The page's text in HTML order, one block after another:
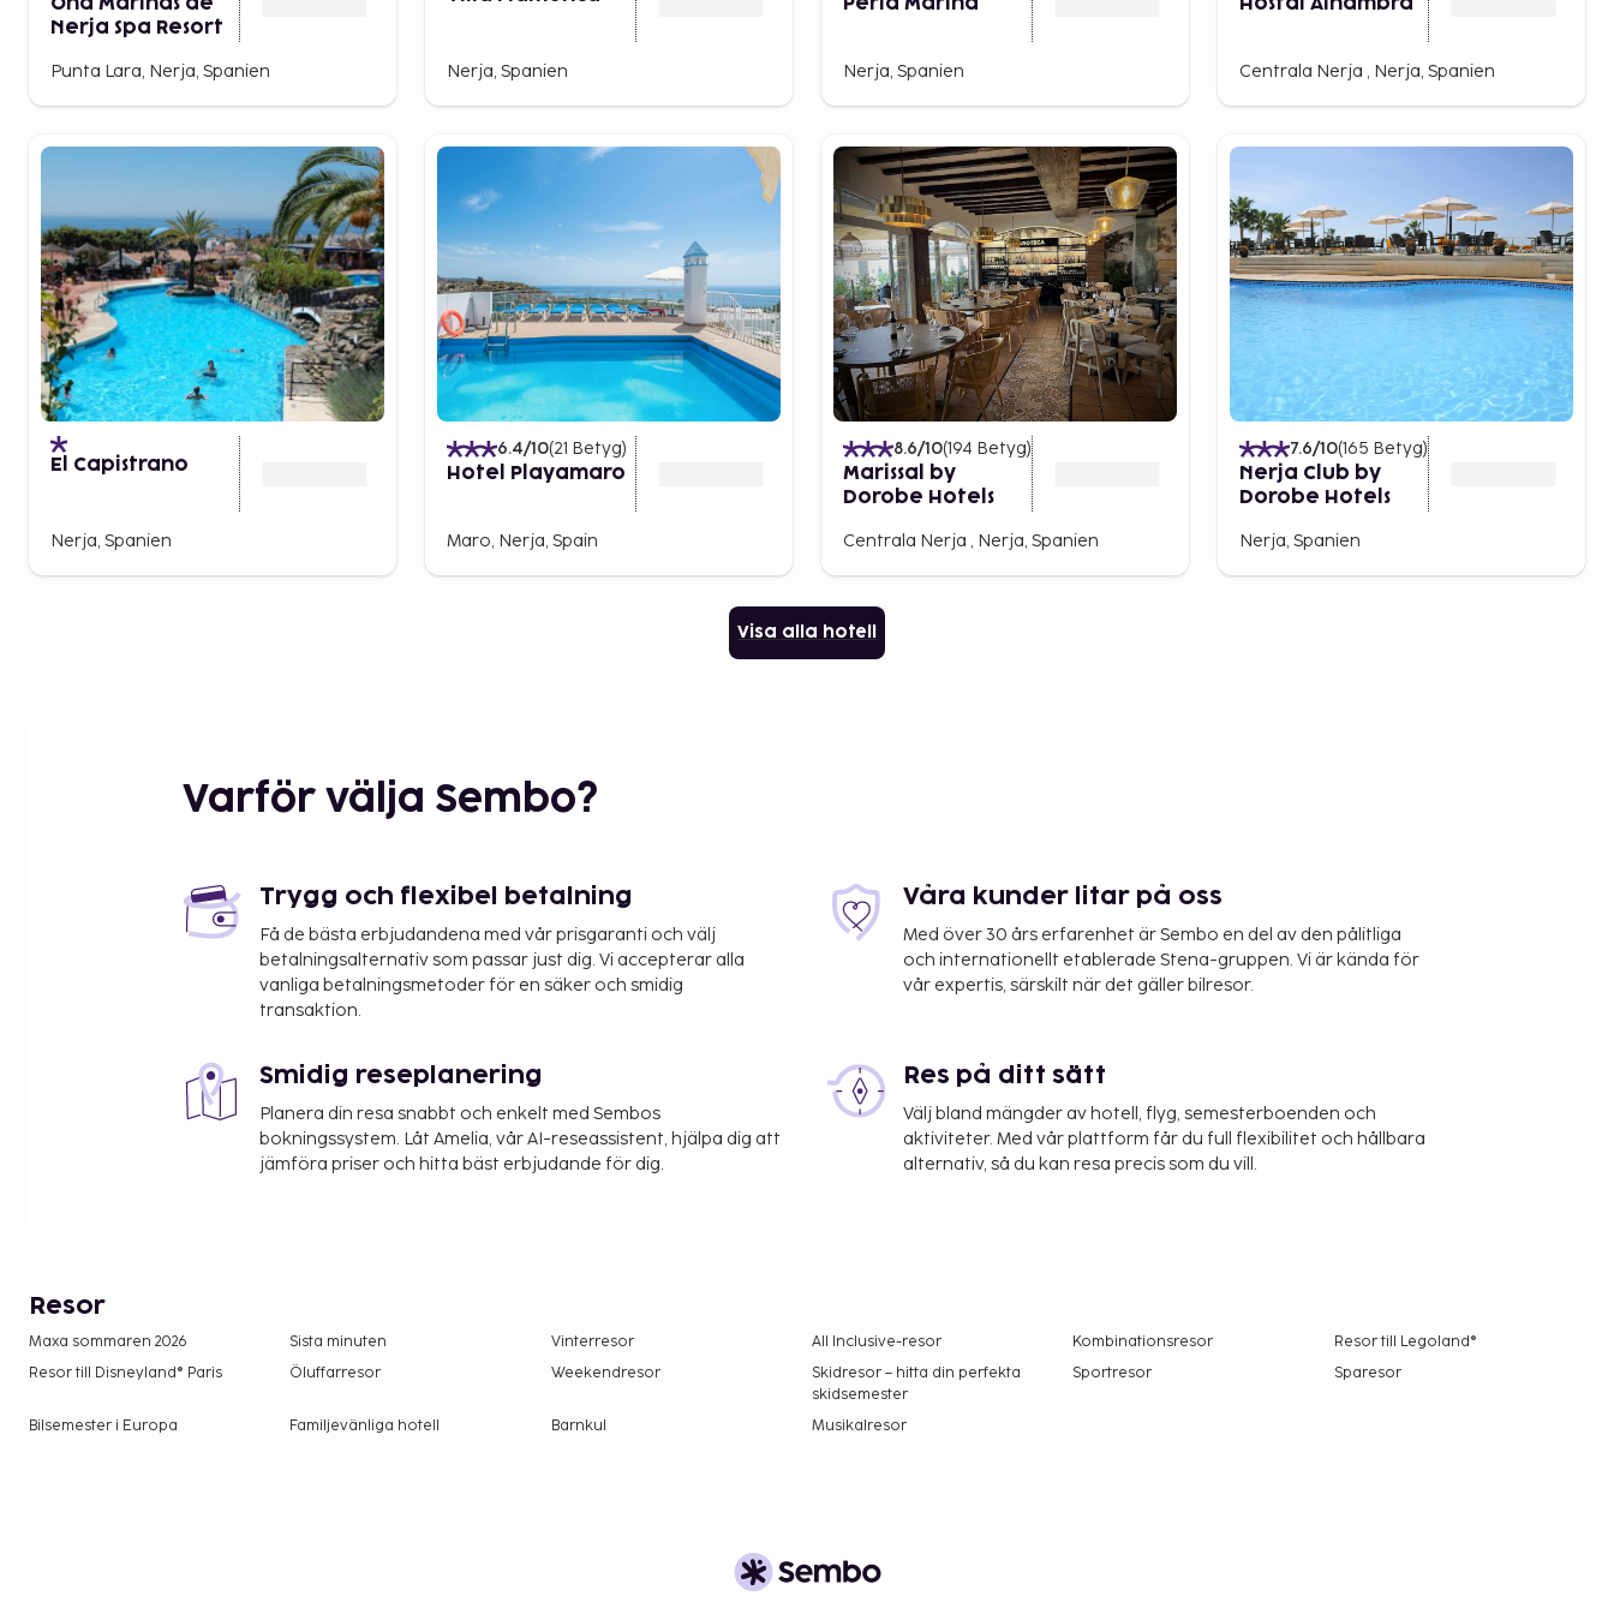
Ona Marinas de
Nerja Spa Resort
Punta Lara, Nerja, Spanien Nerja, Spanien
Perla Marina
Nerja, Spanien
Hostal Alhambra
Centrala Nerja , Nerja, Spanien
El Capistrano
Nerja, Spanien
6.4/10(21 Betyg)
Hotel Playamaro
Maro, Nerja, Spain
8.6/10(194 Betyg)
Marissal by
Dorobe Hotels
Centrala Nerja , Nerja, Spanien
7.6/10(165 Betyg)
Nerja Club by
Dorobe Hotels
Nerja, Spanien
Visa alla hotell
Varför välja Sembo?
Trygg och flexibel betalning
Få de bästa erbjudandena med vår prisgaranti och välj
betalningsalternativ som passar just dig. Vi accepterar alla
vanliga betalningsmetoder för en säker och smidig
transaktion.
Våra kunder litar på oss
Med över 30 års erfarenhet är Sembo en del av den pålitliga
och internationellt etablerade Stena-gruppen. Vi är kända för
vår expertis, särskilt när det gäller bilresor.
Smidig reseplanering
Planera din resa snabbt och enkelt med Sembos
bokningssystem. Låt Amelia, vår AI-reseassistent, hjälpa dig att
jämföra priser och hitta bäst erbjudande för dig.
Res på ditt sätt
Välj bland mängder av hotell, flyg, semesterboenden och
aktiviteter. Med vår plattform får du full flexibilitet och hållbara
alternativ, så du kan resa precis som du vill.
Resor
Maxa sommaren 2026 Sista minuten Vinterresor All Inclusive-resor Kombinationsresor
Resor till Legoland®
Resor till Disneyland® Paris
Öluffarresor Weekendresor
Skidresor – hitta din perfekta
skidsemester
Sportresor Sparesor
Bilsemester i Europa Familjevänliga hotell Barnkul Musikalresor